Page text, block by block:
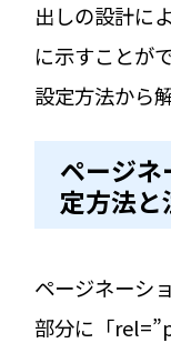
出しの設計に
に示すことが
設定方法から
ページ
定方法と
ページネーシ
部分に「